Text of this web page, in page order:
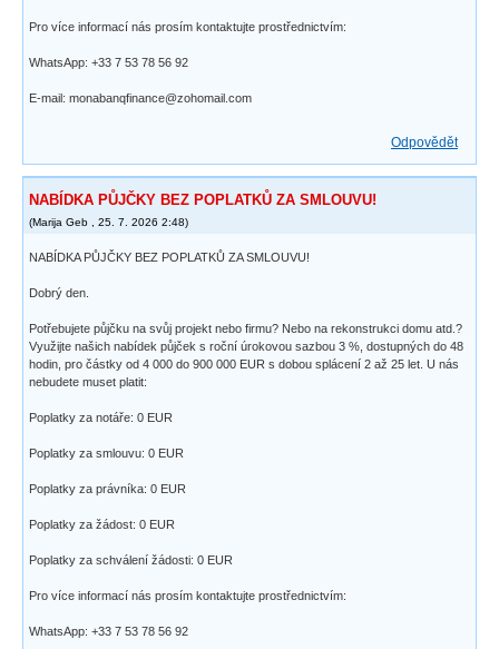
Pro více informací nás prosím kontaktujte prostřednictvím:
WhatsApp: +33 7 53 78 56 92
E-mail: monabanqfinance@zohomail.com
Odpovědět
NABÍDKA PŮJČKY BEZ POPLATKŮ ZA SMLOUVU!
(Marija Geb 25. 7. 2026 2:48)
NABÍDKA PŮJČKY BEZ POPLATKŮ ZA SMLOUVU!
Dobrý den.
Potřebujete půjčku na svůj projekt nebo firmu? Nebo na rekonstrukci domu atd.?
Využijte našich nabídek půjček s roční úrokovou sazbou 3 %, dostupných do 48
hodin, pro částky od 4 000 do 900 000 EUR s dobou splácení 2 až 25 let. U nás
nebudete muset platit:
Poplatky za notáře: 0 EUR
Poplatky za smlouvu: 0 EUR
Poplatky za právníka: 0 EUR
Poplatky za žádost: 0 EUR
Poplatky za schválení žádosti: 0 EUR
Pro více informací nás prosím kontaktujte prostřednictvím:
WhatsApp: +33 7 53 78 56 92